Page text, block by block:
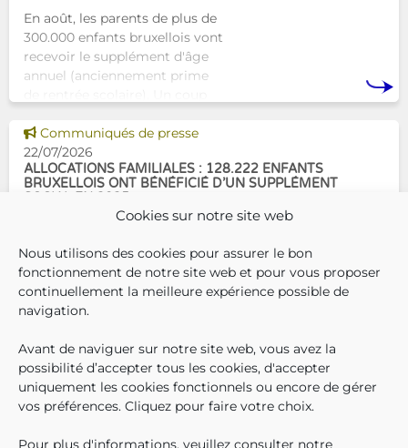
Cookies sur notre site web
Nous utilisons des cookies pour assurer le bon
fonctionnement de notre site web et pour vous proposer
continuellement la meilleure expérience possible de
navigation.
Avant de naviguer sur notre site web, vous avez la
possibilité d’accepter tous les cookies, d'accepter
uniquement les cookies fonctionnels ou encore de gérer
vos préférences. Cliquez pour faire votre choix.
Pour plus d'informations, veuillez consulter notre
En août, les parents de plus de
300.000 enfants bruxellois vont
recevoir le supplément d'âge
annuel (anciennement prime
commencer la
Voir cette news
Communiqués de presse
22/07/2026
ALLOCATIONS FAMILIALES : 128.222 ENFANTS
BRUXELLOIS ONT BÉNÉFICIÉ D’UN SUPPLÉMENT
En décembre 2025, 304.966
enfants bruxellois avaient droit
aux allocations familiales.
Parmi eux, 128.222
supplément social en plus du
montant de base de leurs all
QUI SOMMES-NOUS ?
TRAVAILLER CHEZ NOUS
TOUTES LES NEWS
TRANSPARENCE
CONTACTEZ-NOUS